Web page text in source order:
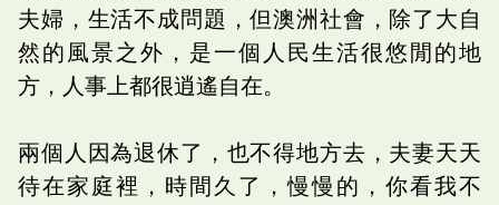
夫婦，生活不成問題，但澳洲社會，除了大自
然的風景之外，是一個人民生活很悠閒的地
方，人事上都很逍遙自在。
兩個人因為退休了，也不得地方去，夫妻天天
待在家庭裡，時間久了，慢慢的，你看我不